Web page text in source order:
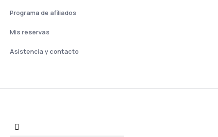
Programa de afiliados
Mis reservas
Asistencia y contacto